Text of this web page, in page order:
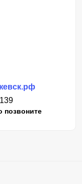
позвоните